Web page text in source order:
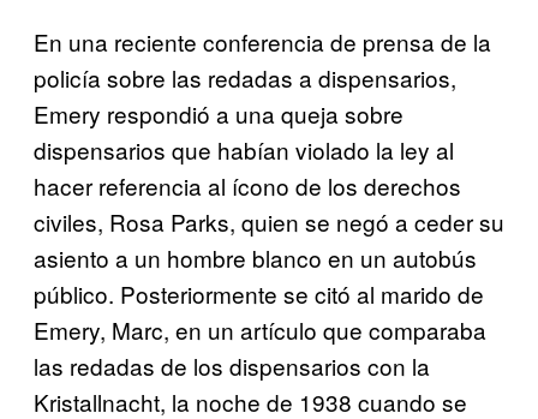
En una reciente conferencia de prensa de la
policía sobre las redadas a dispensarios,
Emery respondió a una queja sobre
dispensarios que habían violado la ley al
hacer referencia al ícono de los derechos
civiles, Rosa Parks, quien se negó a ceder su
asiento a un hombre blanco en un autobús
público. Posteriormente se citó al marido de
Emery, Marc, en un artículo que comparaba
las redadas de los dispensarios con la
Kristallnacht, la noche de 1938 cuando se